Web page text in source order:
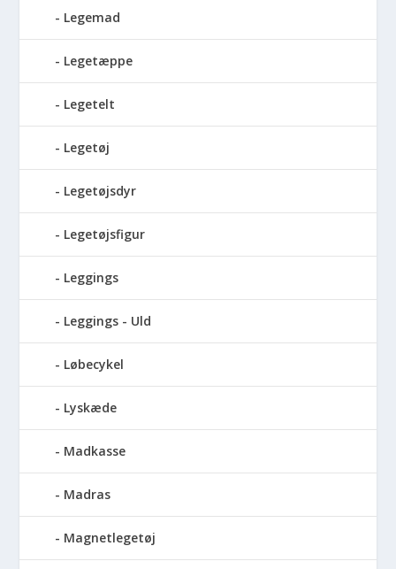
Legemad
Legetæppe
Legetelt
Legetøj
Legetøjsdyr
Legetøjsfigur
Leggings
Leggings - Uld
Løbecykel
Lyskæde
Madkasse
Madras
Magnetlegetøj